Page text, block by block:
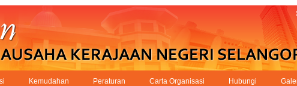
Kemudahan Peraturan Carta Organisasi Hubungi